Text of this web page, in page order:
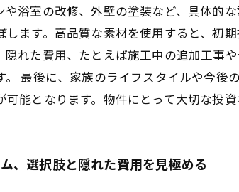
や浴室の改修、外壁の塗装など、具体的
します。高品質な素材を使用すると、初
隠れた費用、たとえば施工中の追加工事
。 最後に、家族のライフスタイルや今
能となります。物件にとって大切な投
、選択肢と隠れた費用を見極める